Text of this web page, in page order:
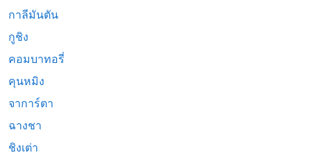
กาลีมันตัน
กูชิง
คอมบาทอรี่
คุนหมิง
จาการ์ตา
ฉางชา
ชิงเต่า